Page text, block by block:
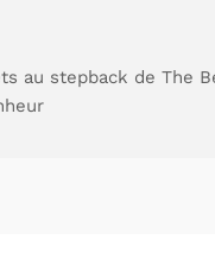
au stepback de The